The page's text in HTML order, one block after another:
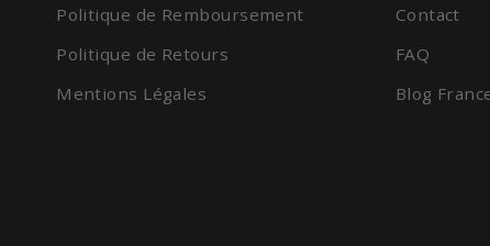
Politique de Remboursement
Politique de Retours
Mentions Légales
Contact
FAQ
Blog